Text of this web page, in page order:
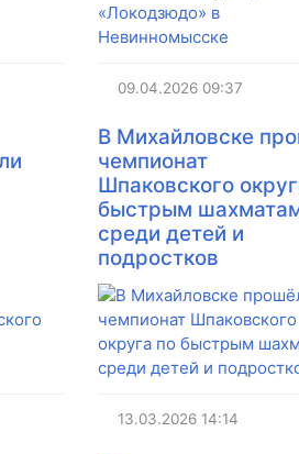
09.04.2026 09:37
В Михайловске
чемпионат
Шпаковского
быстрым
среди детей и
подростков
13.03.2026 14:14